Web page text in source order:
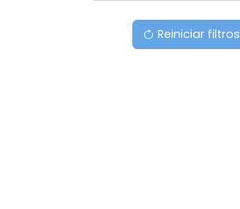
Reiniciar filtros